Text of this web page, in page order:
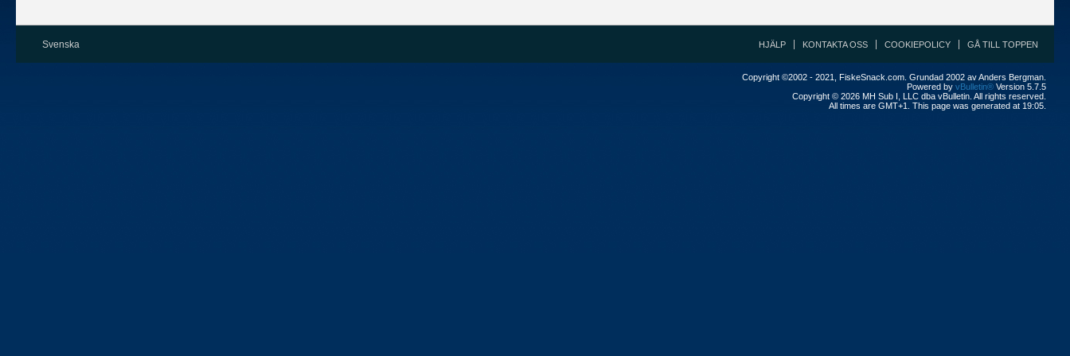
Svenska HJÄLP KONTAKTA OSS COOKIEPOLICY GÅ TILL TOPPEN
Copyright ©2002 - 2021, FiskeSnack.com. Grundad 2002 av Anders Bergman.
Powered by vBulletin® Version 5.7.5
Copyright © 2026 MH Sub I, LLC dba vBulletin. All rights reserved.
All times are GMT+1. This page was generated at 19:05.